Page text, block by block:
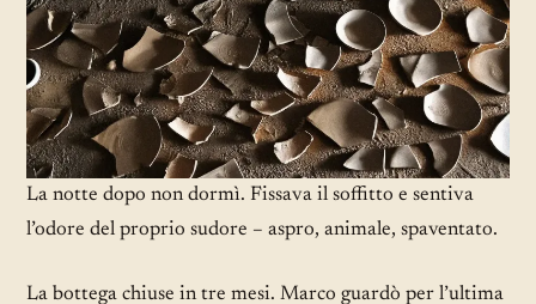
La notte dopo non dormì. Fissava il soffitto e sentiva
l’odore del proprio sudore – aspro, animale, spaventato.
La bottega chiuse in tre mesi. Marco guardò per l’ultima